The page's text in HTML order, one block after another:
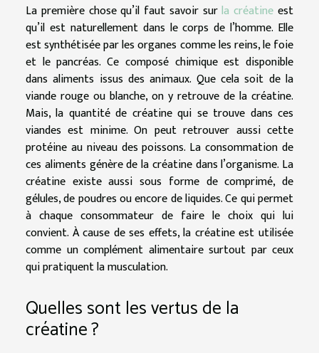
La première chose qu’il faut savoir surla créatine est
qu’il est naturellement dans le corps de l’homme. Elle
est synthétisée par les organes comme les reins, le foie
et le pancréas. Ce composé chimique est disponible
dans aliments issus des animaux. Que cela soit de la
viande rouge ou blanche, on y retrouve de la créatine.
Mais, la quantité de créatine qui se trouve dans ces
viandes est minime. On peut retrouver aussi cette
protéine au niveau des poissons. La consommation de
ces aliments génère de la créatine dans l’organisme. La
créatine existe aussi sous forme de comprimé, de
gélules, de poudres ou encore de liquides. Ce qui permet
à chaque consommateur de faire le choix qui lui
convient. À cause de ses effets, la créatine est utilisée
comme un complément alimentaire surtout par ceux
qui pratiquent la musculation.
Quelles sont les vertus de la
créatine ?